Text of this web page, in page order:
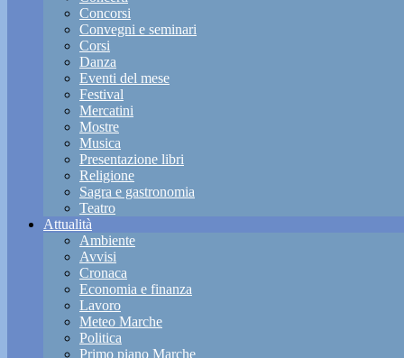
Concorsi
Convegni e seminari
Corsi
Danza
Eventi del mese
Festival
Mercatini
Mostre
Musica
Presentazione libri
Religione
Sagra e gastronomia
Teatro
Attualità
Ambiente
Avvisi
Cronaca
Economia e finanza
Lavoro
Meteo Marche
Politica
Primo piano Marche